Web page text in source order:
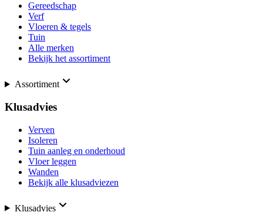
Gereedschap
Verf
Vloeren & tegels
Tuin
Alle merken
Bekijk het assortiment
Assortiment
Klusadvies
Verven
Isoleren
Tuin aanleg en onderhoud
Vloer leggen
Wanden
Bekijk alle klusadviezen
Klusadvies